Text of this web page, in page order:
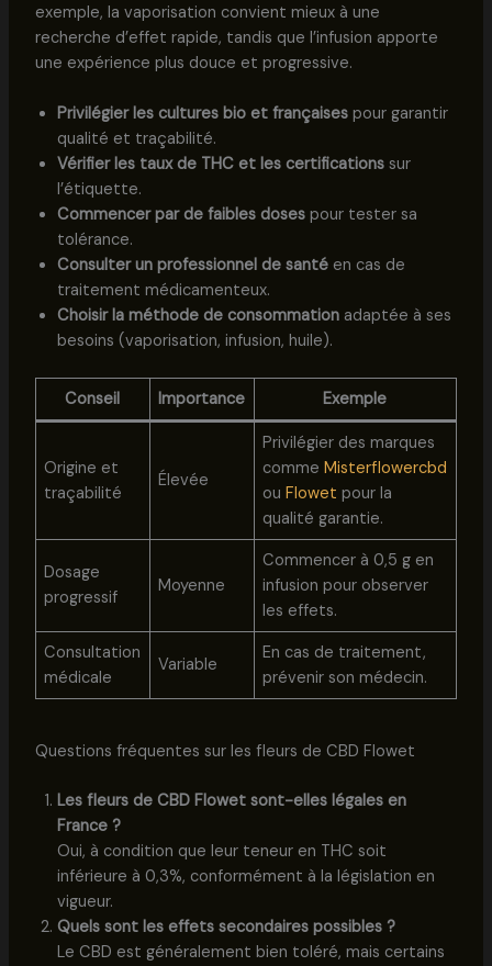
exemple, la vaporisation convient mieux à une
recherche d’effet rapide, tandis que l’infusion apporte
une expérience plus douce et progressive.
Privilégier les cultures bio et françaisespour garantir
qualité et traçabilité.
Vérifier les taux de THC et les certificationssur
l’étiquette.
Commencer par de faibles dosespour tester sa
tolérance.
Consulter un professionnel de santéen cas de
traitement médicamenteux.
Choisir la méthode de consommationadaptée à ses
besoins (vaporisation, infusion, huile).
Conseil Importance Exemple
Origine et
traçabilité
Élevée
Privilégier des marques
commeMisterflowercbd
ouFlowet pour la
qualité garantie.
Dosage
progressif
Moyenne
Commencer à 0,5 g en
infusion pour observer
les effets.
Consultation
médicale
Variable
En cas de traitement,
prévenir son médecin.
Questions fréquentes sur les fleurs de CBD Flowet
Les fleurs de CBD Flowet sont-elles légales en
France ?
Oui, à condition que leur teneur en THC soit
inférieure à 0,3%, conformément à la législation en
vigueur.
Quels sont les effets secondaires possibles ?
Le CBD est généralement bien toléré, mais certains